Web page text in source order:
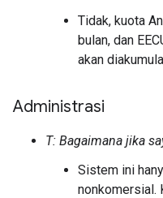
Tidak, kuota
bulan, dan
akan
Administrasi
T: Bagaimana jika
Sistem ini
nonkomersial.